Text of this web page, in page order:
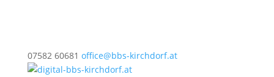
07582 60681 office@bbs-kirchdorf.at